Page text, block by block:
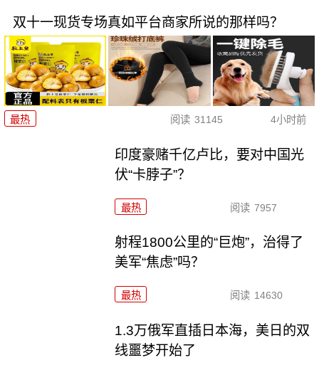
双十一现货专场真如平台商家所说的那样吗？
最热 阅读 31145 4小时前
印度豪赌千亿卢比，要对中国光
伏“卡脖子”？
最热 阅读 7957
射程1800公里的“巨炮”，治得了
美军“焦虑”吗？
最热 阅读 14630
1.3万俄军直插日本海，美日的双
线噩梦开始了